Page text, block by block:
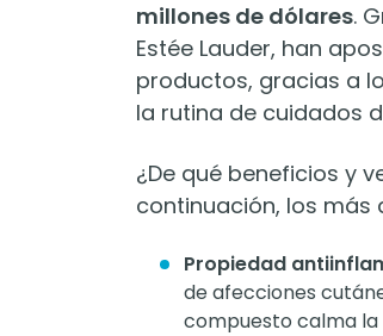
millones de dólares.
Estée Lauder, han
productos, gracias a
la rutina de cuidados
¿De qué beneficios y
continuación, los más
Propiedad
de afecciones
compuesto calma la